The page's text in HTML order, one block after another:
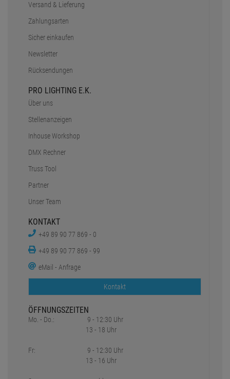
Versand & Lieferung
Zahlungsarten
Sicher einkaufen
Newsletter
Rücksendungen
PRO LIGHTING E.K.
Über uns
Stellenanzeigen
Inhouse Workshop
DMX Rechner
Truss Tool
Partner
Unser Team
KONTAKT
+49 89 90 77 869 - 0
+49 89 90 77 869 - 99
eMail - Anfrage
Kontakt
ÖFFNUNGSZEITEN
Mo. - Do.:
Fr:
9 - 12:30 Uhr
13 - 18 Uhr
9 - 12:30 Uhr
13 - 16 Uhr